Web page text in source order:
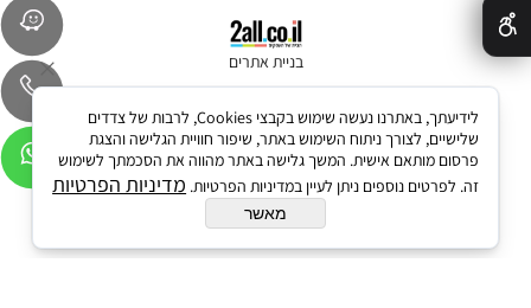
בניית אתרים
לידיעתך, באתרנו נעשה שימוש בקבצי Cookies, לרבות של צדדים
שלישיים, לצורך ניתוח השימוש באתר, שיפור חוויית הגלישה והצגת
פרסום מותאם אישית. המשך גלישה באתר מהווה את הסכמתך לשימוש
זה. לפרטים נוספים ניתן לעיין במדיניות הפרטיות. מדיניות הפרטיות
מאשר